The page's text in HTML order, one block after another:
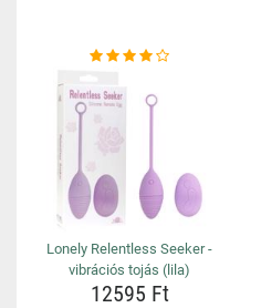
Lonely Relentless Seeker -
vibrációs tojás (lila)
12595 Ft